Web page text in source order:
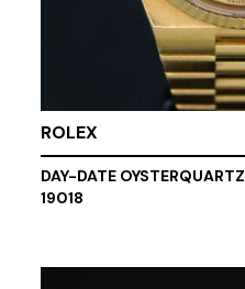
ROLEX
DAY-DATE OYSTERQUARTZ
19018